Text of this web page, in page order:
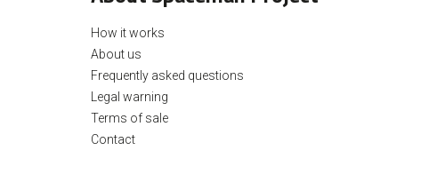
How it works
About us
Frequently asked questions
Legal warning
Terms of sale
Contact